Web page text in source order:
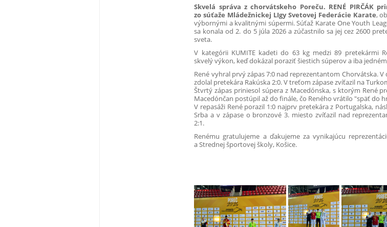
Skvelá správa z chorvátskeho Poreču. RENÉ PIRČÁK
zo súťaže Mládežnickej LIgy Svetovej Federácie Karate,
výbornými a kvalitnými súpermi. Súťaž Karate One Youth
sa konala od 2. do 5 júla 2026 a zúčastnilo sa jej cez 2600
sveta.
V kategórii KUMITE kadeti do 63 kg medzi 89 pretekármi
skvelý výkon, keď dokázal poraziť šiestich súperov a iba
René vyhral prvý zápas 7:0 nad reprezentantom Chorvátska. V
zdolal pretekára Rakúska 2:0. V treťom zápase zvíťazil na
Štvrtý zápas priniesol súpera z Macedónska, s ktorým René
Macedónčan postúpil až do finále, čo Reného vrátilo "späť do
V repasáži René porazil 1:0 najprv pretekára z Portugalska,
Srba a v zápase o bronzové 3. miesto zvíťazil nad
2:1.
Renému gratulujeme a ďakujeme za vynikajúcu
a Strednej športovej školy, Košice.